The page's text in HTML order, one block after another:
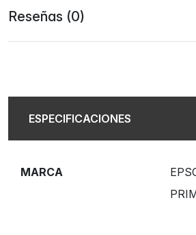
Reseñas (0)
ESPECIFICACIONES
MARCA